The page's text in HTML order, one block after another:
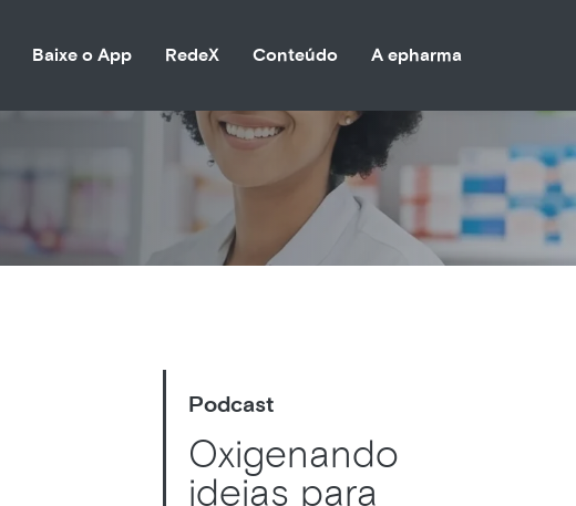
Baixe o App RedeX Conteúdo A epharma
Podcast
Oxigenando
ideias para